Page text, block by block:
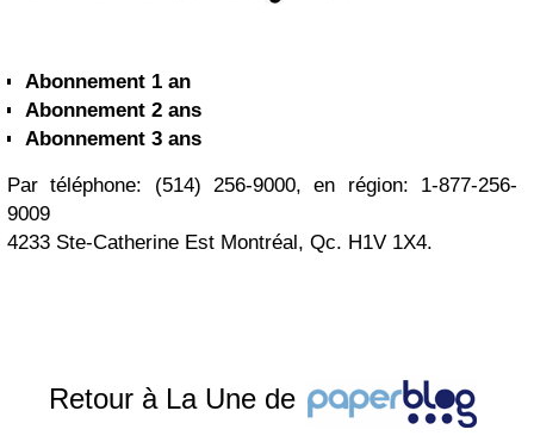
Abonnement 1 an
Abonnement 2 ans
Abonnement 3 ans
Par téléphone: (514) 256-9000, en région: 1-877-256-
9009
4233 Ste-Catherine Est Montréal, Qc. H1V 1X4.
Retour à La Une de